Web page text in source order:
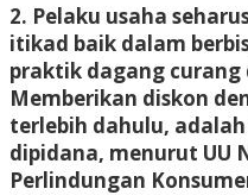
2. Pelaku usaha
itikad baik dalam
praktik dagang
Memberikan diskon
terlebih dahulu,
dipidana, menurut UU
Perlindungan